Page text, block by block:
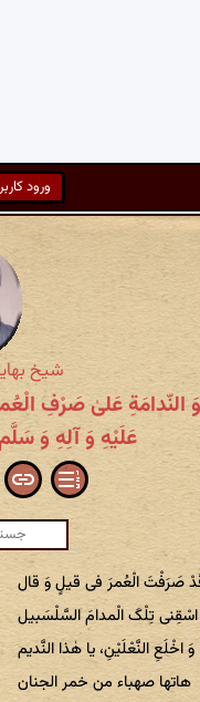
ورود
شیخ
وَ النّدامَةِ عَلیٰ صَرْفِ
عَلَیْهِ وَ آلِهِ وَ
صَرَفْتَ الْعُمرَ فی قیلٍ وَ قال
تِلْکَ الْمدامَ السَّلْسَبیل
وَ اخْلَعِ النَّعْلَیْنِ، یا هٰذا النَّدیم
هاتها صهباء من خمر الجنان